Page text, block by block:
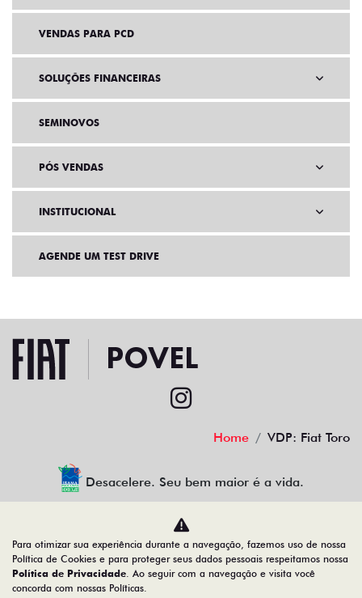
VENDAS PARA PCD
SOLUÇÕES FINANCEIRAS
SEMINOVOS
PÓS VENDAS
INSTITUCIONAL
AGENDE UM TEST DRIVE
Home VDP: Fiat Toro
Desacelere. Seu bem maior é a vida.
povel porcino veiculos ltda
08.378.861/0001-10
Para otimizar sua experiência durante a navegação, fazemos uso de nossa
Política de Cookies e para proteger seus dados pessoais respeitamos nossa
Política de Privacidade. Ao seguir com a navegação e visita você
concorda com nossas Políticas.